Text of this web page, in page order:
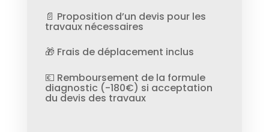
📄 Proposition d’un devis pour les
travaux nécessaires
🎁 Frais de déplacement inclus
💶 Remboursement de la formule
diagnostic (-180€) si acceptation
du devis des travaux